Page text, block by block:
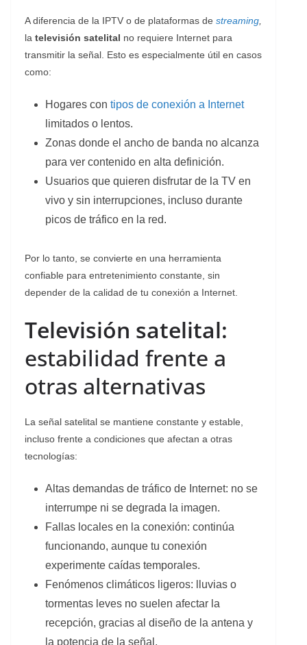
A diferencia de la IPTV o de plataformas de streaming
la televisión satelital no requiere Internet para
transmitir la señal. Esto es especialmente útil en casos
como:
Hogares con tipos de conexión a Internet
limitados o lentos.
Zonas donde el ancho de banda no alcanza
para ver contenido en alta definición.
Usuarios que quieren disfrutar de la TV en
vivo y sin interrupciones, incluso durante
picos de tráfico en la red.
Por lo tanto, se convierte en una herramienta
confiable para entretenimiento constante, sin
depender de la calidad de tu conexión a Internet.
Televisión satelital:
estabilidad frente a
otras alternativas
La señal satelital se mantiene constante y estable,
incluso frente a condiciones que afectan a otras
tecnologías:
Altas demandas de tráfico de Internet: no se
interrumpe ni se degrada la imagen.
Fallas locales en la conexión: continúa
funcionando, aunque tu conexión
experimente caídas temporales.
Fenómenos climáticos ligeros: lluvias o
tormentas leves no suelen afectar la
recepción, gracias al diseño de la antena y
la potencia de la señal.